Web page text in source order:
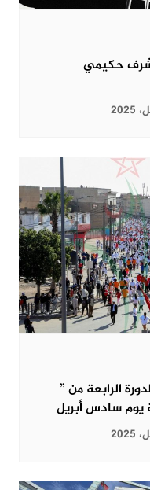
أشرف حكيمي
الرابعة من ”
يوم سادس أبريل